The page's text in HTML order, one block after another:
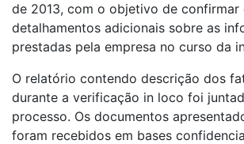
de 2013, com o objetivo de confirmar
detalhamentos adicionais sobre as
prestadas pela empresa no curso da
O relatório contendo descrição dos
durante a verificação in loco foi
processo. Os documentos
foram recebidos em bases